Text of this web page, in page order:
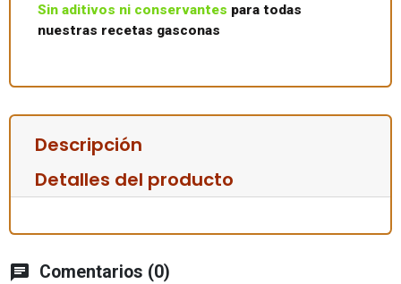
Sin aditivos ni conservantes para todas
nuestras recetas gasconas
Descripción
Detalles del producto
chat Comentarios (0)